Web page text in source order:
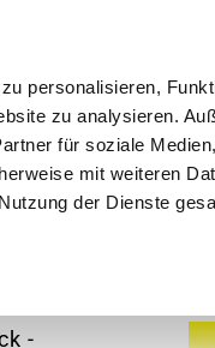
personalisieren,
zu analysieren.
für soziale
mit weiteren
der Dienste
Aktuelles
40 Stück